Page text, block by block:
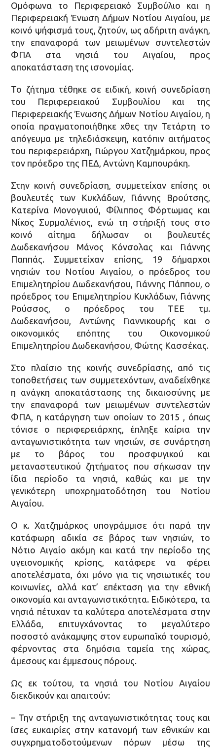
Ομόφωνα το Περιφερειακό Συμβούλιο και η
Περιφερειακή Ένωση Δήμων Νοτίου Αιγαίου, με
κοινό ψήφισμά τους, ζητούν, ως αδήριτη ανάγκη,
την επαναφορά των μειωμένων συντελεστών
ΦΠΑ στα νησιά του Αιγαίου, προς
αποκατάσταση της ισονομίας.
Το ζήτημα τέθηκε σε ειδική, κοινή συνεδρίαση
του Περιφερειακού Συμβουλίου και της
Περιφερειακής Ένωσης Δήμων Νοτίου Αιγαίου, η
οποία πραγματοποιήθηκε χθες την Τετάρτη το
απόγευμα με τηλεδιάσκεψη, κατόπιν αιτήματος
του περιφερειάρχη, Γιώργου Χατζημάρκου, προς
τον πρόεδρο της ΠΕΔ, Αντώνη Καμπουράκη.
Στην κοινή συνεδρίαση, συμμετείχαν επίσης οι
βουλευτές των Κυκλάδων, Γιάννης Βρούτσης,
Κατερίνα Μονογυιού, Φίλιππος Φόρτωμας και
Νίκος Συρμαλένιος, ενώ τη στήριξή τους στο
κοινό αίτημα δήλωσαν οι βουλευτές
Δωδεκανήσου Μάνος Κόνσολας και Γιάννης
Παππάς. Συμμετείχαν επίσης, 19 δήμαρχοι
νησιών του Νοτίου Αιγαίου, ο πρόεδρος του
Επιμελητηρίου Δωδεκανήσου, Γιάννης Πάππου, ο
πρόεδρος του Επιμελητηρίου Κυκλάδων, Γιάννης
Ρούσσος, ο πρόεδρος του ΤΕΕ τμ.
Δωδεκανήσου, Αντώνης Γιαννικουρής και ο
οικονομικός επόπτης του Οικονομικού
Επιμελητηρίου Δωδεκανήσου, Φώτης Κασσέκας.
Στο πλαίσιο της κοινής συνεδρίασης, από τις
τοποθετήσεις των συμμετεχόντων, αναδείχθηκε
η ανάγκη αποκατάστασης της δικαιοσύνης με
την επαναφορά των μειωμένων συντελεστών
ΦΠΑ, η κατάργηση των οποίων το 2015 , όπως
τόνισε ο περιφερειάρχης, έπληξε καίρια την
ανταγωνιστικότητα των νησιών, σε συνάρτηση
με το βάρος του προσφυγικού και
μεταναστευτικού ζητήματος που σήκωσαν την
ίδια περίοδο τα νησιά, καθώς και με την
γενικότερη υποχρηματοδότηση του Νοτίου
Αιγαίου.
Ο κ. Χατζημάρκος υπογράμμισε ότι παρά την
κατάφωρη αδικία σε βάρος των νησιών, το
Νότιο Αιγαίο ακόμη και κατά την περίοδο της
υγειονομικής κρίσης, κατάφερε να φέρει
αποτελέσματα, όχι μόνο για τις νησιωτικές του
κοινωνίες, αλλά κατ’ επέκταση για την εθνική
οικονομία και ανταγωνιστικότητα. Ειδικότερα, τα
νησιά πέτυχαν τα καλύτερα αποτελέσματα στην
Ελλάδα, επιτυγχάνοντας το μεγαλύτερο
ποσοστό ανάκαμψης στον ευρωπαϊκό τουρισμό,
φέρνοντας στα δημόσια ταμεία της χώρας,
άμεσους και έμμεσους πόρους.
Ως εκ τούτου, τα νησιά του Νοτίου Αιγαίου
διεκδικούν και απαιτούν:
– Την στήριξη της ανταγωνιστικότητας τους και
ίσες ευκαιρίες στην κατανομή των εθνικών και
συγχρηματοδοτούμενων πόρων μέσω της